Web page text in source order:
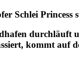
Schlei
durchläuft
kommt auf